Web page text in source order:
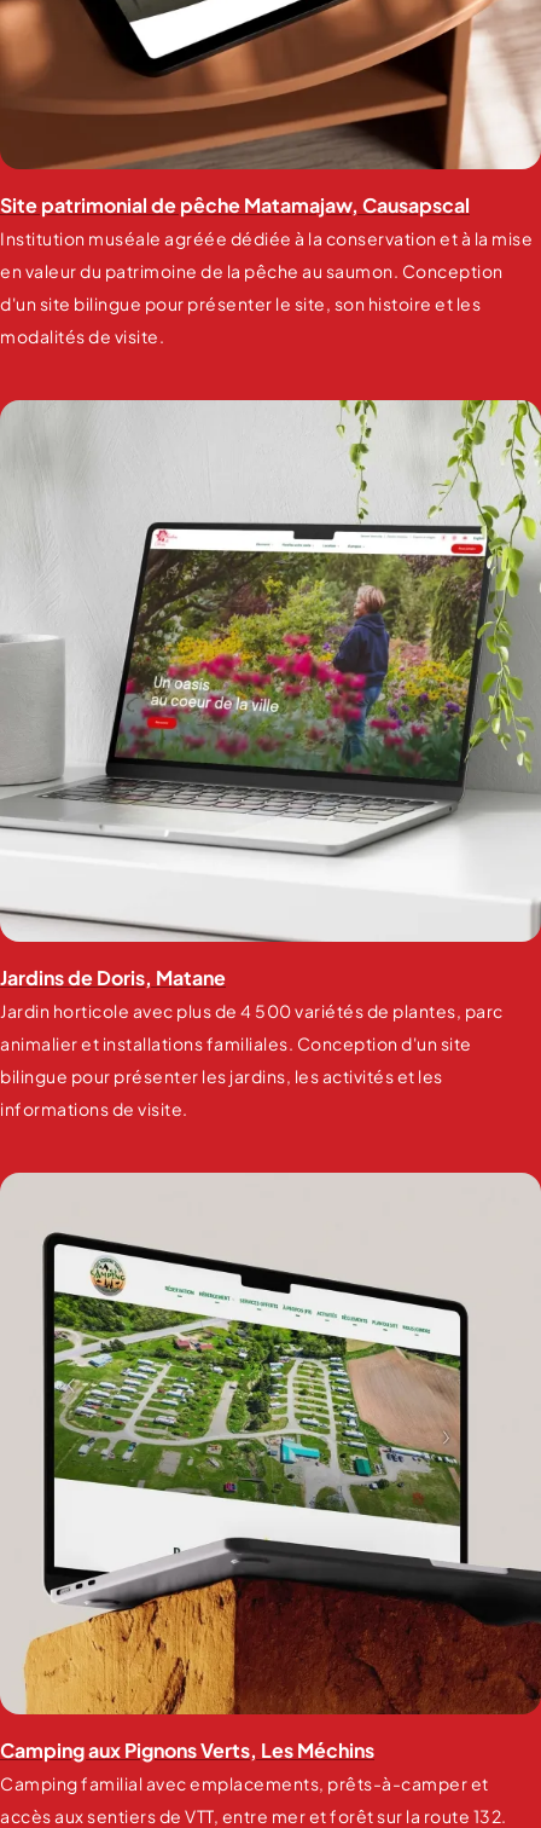
Site patrimonial de pêche Matamajaw, Causapscal
Institution muséale agréée dédiée à la conservation et à la mise
en valeur du patrimoine de la pêche au saumon. Conception
d'un site bilingue pour présenter le site, son histoire et les
modalités de visite.
Jardins de Doris, Matane
Jardin horticole avec plus de 4 500 variétés de plantes, parc
animalier et installations familiales. Conception d'un site
bilingue pour présenter les jardins, les activités et les
informations de visite.
Camping aux Pignons Verts, Les Méchins
Camping familial avec emplacements, prêts-à-camper et
accès aux sentiers de VTT, entre mer et forêt sur la route 132.